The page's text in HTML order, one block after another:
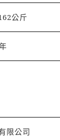
公斤
限公司